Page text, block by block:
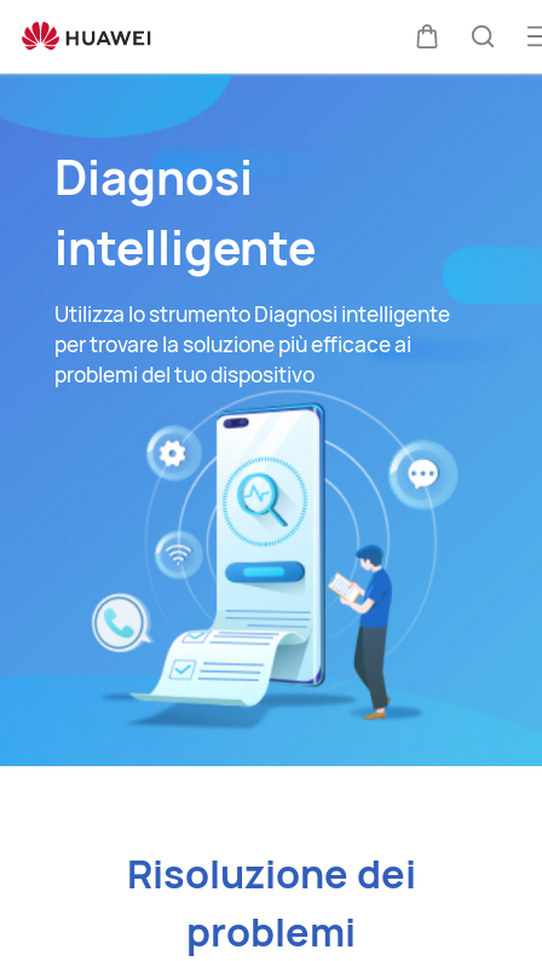
HUAWEI
Carrello il
Diagnosi
intelligente
Utilizza lo strumento Diagnosi intelligente
per trovare la soluzione più efficace ai
problemi del tuo dispositivo
Risoluzione dei
problemi